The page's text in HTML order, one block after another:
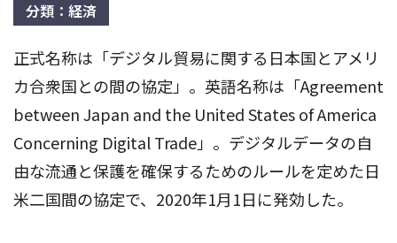
分類：経済
正式名称は「デジタル貿易に関する日本国とアメリ
カ合衆国との間の協定」。英語名称は「Agreement
between Japan and the United States of America
Concerning Digital Trade」。デジタルデータの自
由な流通と保護を確保するためのルールを定めた日
米二国間の協定で、2020年1月1日に発効した。